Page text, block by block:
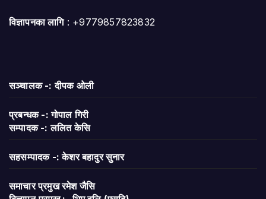
विज्ञापनका लागि: +9779857823832
सञ्चालक -: दीपक ओली
प्रबन्धक -: गोपाल गिरी
सम्पादक -: ललित केसि
सहसम्पादक -: केशर बहादुर सुनार
समाचार प्रमुख रमेश जैसि